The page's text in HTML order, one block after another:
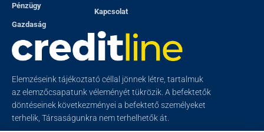
Pénzügy
Gazdaság
Kapcsolat
Elemzéseink tájékoztató céllal jönnek létre, tartalmuk
az elemzőcsapatunk véleményét tükrözik. A befektetők
döntéseinek következményei a befektető személyeket
terhelik, Társaságunkra nem terhelhetők át.